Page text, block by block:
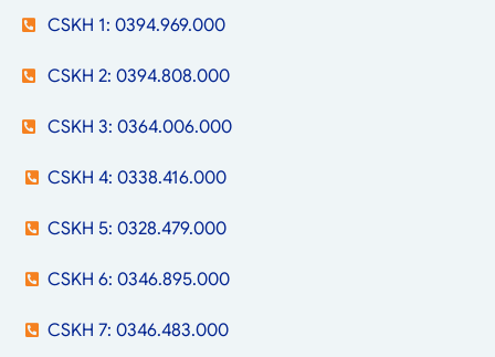
CSKH 1: 0394.969.000
CSKH 2: 0394.808.000
CSKH 3: 0364.006.000
CSKH 4: 0338.416.000
CSKH 5: 0328.479.000
CSKH 6: 0346.895.000
CSKH 7: 0346.483.000